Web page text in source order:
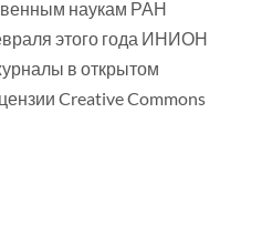
наукам РАН
этого года ИНИОН
в открытом
Creative Commons